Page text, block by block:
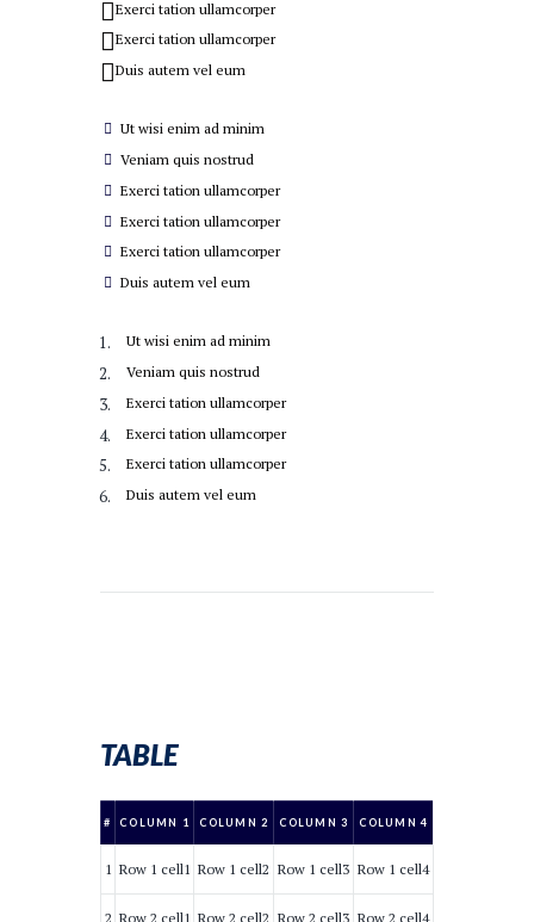
Exerci tation ullamcorper
Exerci tation ullamcorper
Duis autem vel eum
Ut wisi enim ad minim
Veniam quis nostrud
Exerci tation ullamcorper
Exerci tation ullamcorper
Exerci tation ullamcorper
Duis autem vel eum
Ut wisi enim ad minim
Veniam quis nostrud
Exerci tation ullamcorper
Exerci tation ullamcorper
Exerci tation ullamcorper
Duis autem vel eum
TABLE
# COLUMN 1 COLUMN 2 COLUMN 3 COLUMN 4
1 Row 1 cell1 Row 1 cell2 Row 1 cell3 Row 1 cell4
2 Row 2 cell1 Row 2 cell2 Row 2 cell3 Row 2 cell4